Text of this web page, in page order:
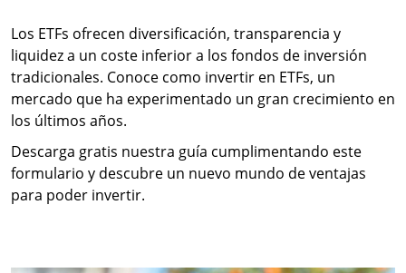
Los ETFs ofrecen diversificación, transparencia y
liquidez a un coste inferior a los fondos de inversión
tradicionales. Conoce como invertir en ETFs, un
mercado que ha experimentado un gran crecimiento en
los últimos años.
Descarga gratis nuestra guía cumplimentando este
formulario y descubre un nuevo mundo de ventajas
para poder invertir.